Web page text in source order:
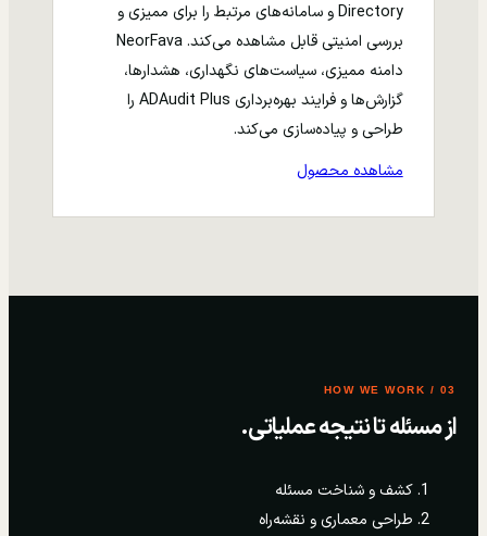
Directory و سامانه‌های مرتبط را برای ممیزی و
بررسی امنیتی قابل مشاهده می‌کند. NeorFava
دامنه ممیزی، سیاست‌های نگهداری، هشدارها،
گزارش‌ها و فرایند بهره‌برداری ADAudit Plus را
طراحی و پیاده‌سازی می‌کند.
مشاهده محصول
03 / HOW WE WORK
از مسئله تا نتیجه عملیاتی.
کشف و شناخت مسئله
طراحی معماری و نقشه‌راه